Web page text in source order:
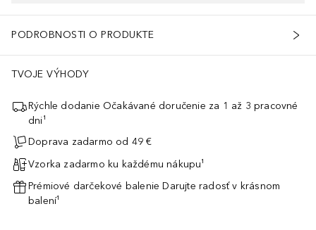
PODROBNOSTI O PRODUKTE
TVOJE VÝHODY
Rýchle dodanie Očakávané doručenie za 1 až 3 pracovné
dni¹
Doprava zadarmo od 49 €
Vzorka zadarmo ku každému nákupu¹
Prémiové darčekové balenie Darujte radosť v krásnom
balení¹